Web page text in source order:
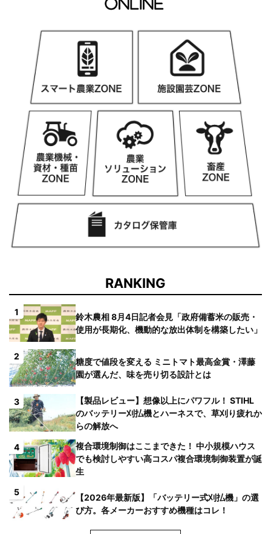
RANKING
1
鈴木農相 8月4日記者会見「政府備蓄米の販売・
使用が長期化、機動的な放出体制を構築したい」
2
糖度で値段を変える ミニトマト最高金賞・澤藤
園が選んだ、味を売り切る設計とは
3
【製品レビュー】想像以上にパワフル！ STIHL
のバッテリー刈払機とハーネスで、草刈り疲れか
らの解放へ
4
複合環境制御はここまできた！ 中小規模ハウス
でも検討しやすい高コスパ複合環境制御装置が誕
生
5
【2026年最新版】「バッテリー式刈払機」の選
び方。各メーカーおすすめ機種はコレ！